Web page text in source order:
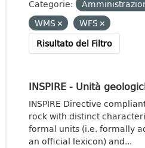
Categorie:
WMS
WFS
Risultato del Filtro
INSPIRE - Unità
INSPIRE Directive
rock with distinct
formal units (i.e. formally
an official lexicon) and...